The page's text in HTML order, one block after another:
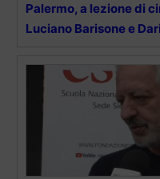
Palermo, a lezione di
Luciano Barisone e